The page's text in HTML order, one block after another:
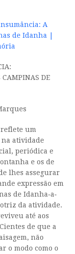
A
de Idanha |
CAMPINAS DE
um
atividade
periódica e
e os de
lhes assegurar
expressão em
de Idanha‐a‐
da atividade.
até aos
de que a
não
o modo como o